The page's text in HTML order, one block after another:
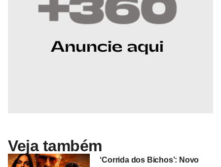
Veja também
‘Corrida dos Bichos’: Novo